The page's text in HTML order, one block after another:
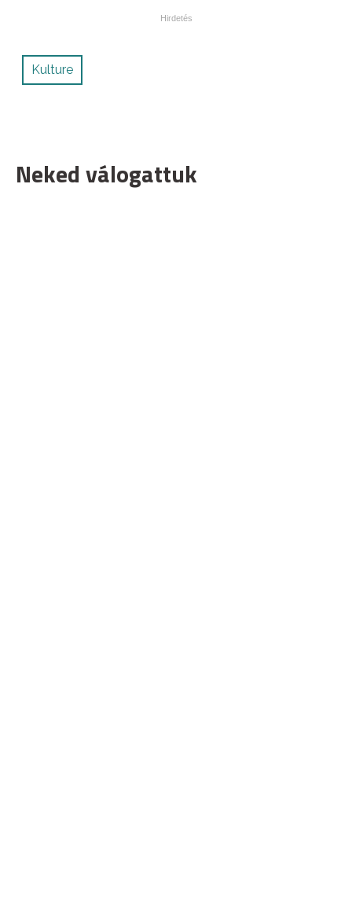
Kulture
Neked válogattuk